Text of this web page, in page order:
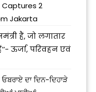
Captures 2
Jakarta
हैं, जो लगातार
ऊर्जा, परिवहन एवं
ਦਾ ਦਿਨ-ਦਿਹਾੜੇ